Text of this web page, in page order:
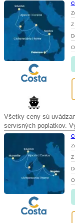
Z
Všetky ceny sú
servisných poplatkov.
Z